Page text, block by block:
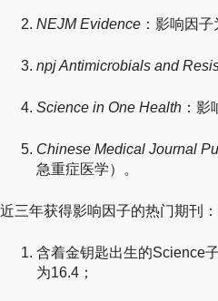
NEJM Evidence ：影响因
npj Antimicrobials and
Science in One Health ：影
Chinese Medical Journal
急重症医学）。
近三年获得影响因子的热门期刊：
含着金钥匙出生的Science
为16.4；